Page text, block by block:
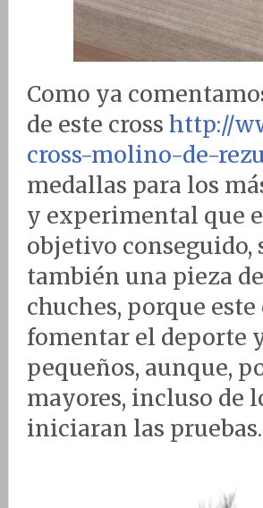
Como ya
de este cross http://
cross-molino-de-
medallas para los
y experimental que
objetivo conseguido,
también una pieza
chuches, porque
fomentar el deporte
pequeños, aunque,
mayores, incluso de
iniciaran las pruebas.